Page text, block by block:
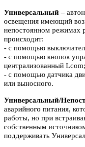
Универсальный –
освещения имеющий
непостоянном режимах
происходит:
- с помощью
- с помощью кнопок
централизованный Lcom;
- с помощью датчика
или выносного.
Универсальный/
аварийного питания,
работы, но при
собственным
поддерживать